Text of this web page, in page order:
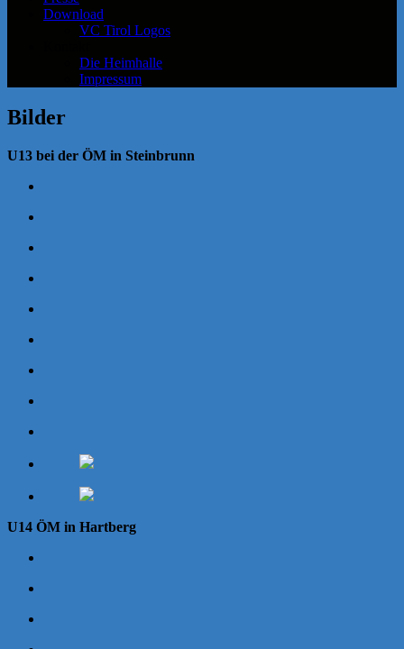
Download
VC Tirol Logos
Die Heimhalle
Impressum
Bilder
U13 bei der ÖM in Steinbrunn
U14 ÖM in Hartberg